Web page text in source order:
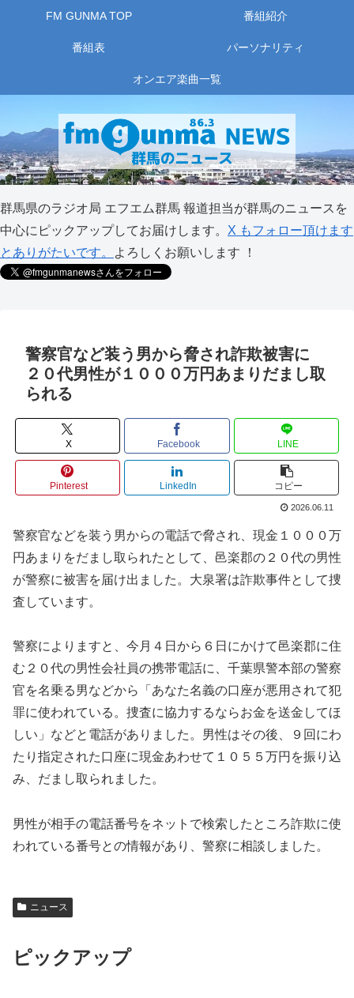
FM GUNMA TOP 番組紹介
番組表 パーソナリティ
オンエア楽曲一覧
群馬県のラジオ局 エフエム群馬 報道担当が群馬のニュースを
中心にピックアップしてお届けします。 X もフォロー頂けます
とありがたいです。
よろしくお願いします ！
警察官など装う男から脅され詐欺被害に
２０代男性が１０００万円あまりだまし取
られる
X Facebook LINE
Pinterest LinkedIn コピー
2026.06.11
警察官などを装う男からの電話で脅され、現金１０００万
円あまりをだまし取られたとして、邑楽郡の２０代の男性
が警察に被害を届け出ました。大泉署は詐欺事件として捜
査しています。
警察によりますと、今月４日から６日にかけて邑楽郡に住
む２０代の男性会社員の携帯電話に、千葉県警本部の警察
官を名乗る男などから「あなた名義の口座が悪用されて犯
罪に使われている。捜査に協力するならお金を送金してほ
しい」などと電話がありました。男性はその後、９回にわ
たり指定された口座に現金あわせて１０５５万円を振り込
み、だまし取られました。
男性が相手の電話番号をネットで検索したところ詐欺に使
われている番号との情報があり、警察に相談しました。
ニュース
ピックアップ